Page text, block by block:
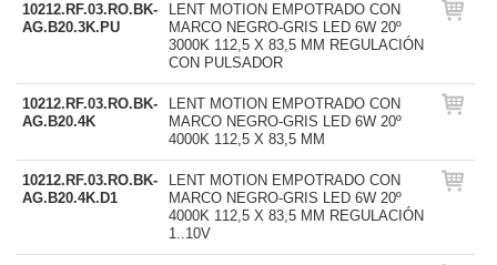
10212.RF.03.RO.BK-
AG.B20.3K.PU
LENT MOTION EMPOTRADO CON
MARCO NEGRO-GRIS LED 6W 20º
3000K 112,5 X 83,5 MM REGULACIÓN
CON PULSADOR
10212.RF.03.RO.BK-
AG.B20.4K
LENT MOTION EMPOTRADO CON
MARCO NEGRO-GRIS LED 6W 20º
4000K 112,5 X 83,5 MM
10212.RF.03.RO.BK-
AG.B20.4K.D1
LENT MOTION EMPOTRADO CON
MARCO NEGRO-GRIS LED 6W 20º
4000K 112,5 X 83,5 MM REGULACIÓN
1..10V